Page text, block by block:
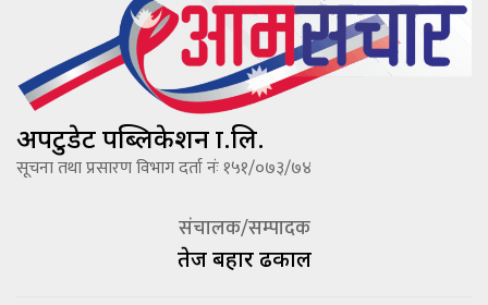
अपटुडेट पब्लिकेशन प्रा.लि.
सूचना तथा प्रसारण विभाग दर्ता नंः १५१/०७३/७४
संचालक/सम्पादक
तेज बहादूर ढकाल